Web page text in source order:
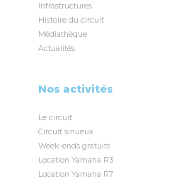
Infrastructures
Histoire du circuit
Médiathèque
Actualités
Nos activités
Le circuit
Circuit sinueux
Week-ends gratuits
Location Yamaha R3
Location Yamaha R7